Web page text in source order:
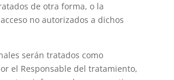
de otra forma, o la
no autorizados a dichos
serán tratados como
el Responsable del tratamiento,